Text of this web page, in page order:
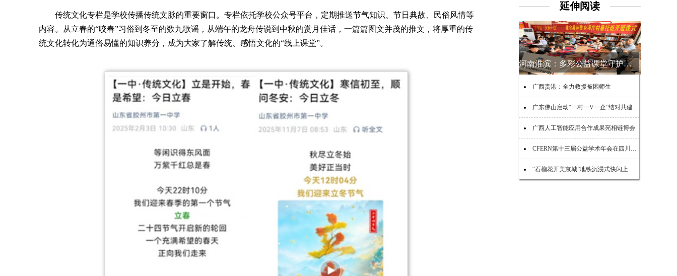
延伸阅读
河南淮滨：多彩公益课堂守护乡村少年夏日时光
广西贵港：全力救援被困师生
广东佛山启动“一村一V一企”结对共建助力“百千万工程”活动
广西人工智能应用合作成果亮相链博会
CFERN第十三届公益学术年会在四川峨眉山启幕
“石榴花开美京城”地铁沉浸式快闪上演 点亮民族团结新风尚
传统文化专栏是学校传播传统文脉的重要窗口。专栏依托学校公众号平台，定期推送节气知识、节日典故、民俗风情等
内容。从立春的“咬春”习俗到冬至的数九歌谣，从端午的龙舟传说到中秋的赏月佳话，一篇篇图文并茂的推文，将厚重的传
统文化转化为通俗易懂的知识养分，成为大家了解传统、感悟文化的“线上课堂”。